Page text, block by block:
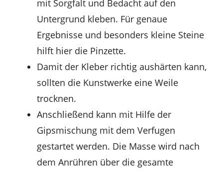
mit Sorgfalt und Bedacht auf den
Untergrund kleben. Für genaue
Ergebnisse und besonders kleine Steine
hilft hier die Pinzette.
Damit der Kleber richtig aushärten kann,
sollten die Kunstwerke eine Weile
trocknen.
Anschließend kann mit Hilfe der
Gipsmischung mit dem Verfugen
gestartet werden. Die Masse wird nach
dem Anrühren über die gesamte